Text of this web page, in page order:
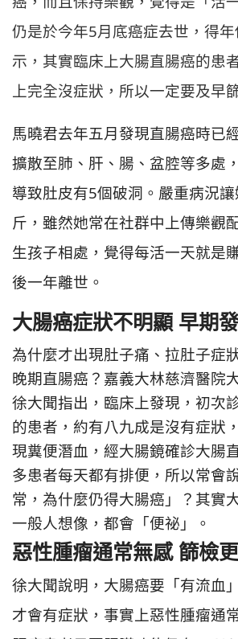
仍是於今年5月底癌症去世，得
示，其實臨床上大腸直腸癌的患
上完全沒症狀，所以一定要及早
馬曉君去年五月發現直腸癌時已
擴散至肺、肝、腸、盆腔等多處
導致肚皮有5個破洞。嚴重病況
斤，雖然她常在社群中上傳樂觀
生孩子相處，覺得每活一天就是
後一年離世。
大腸癌症狀不明顯 早期
為什麼才出現肚子痛、拉肚子症
晚期直腸癌？嘉義大林慈濟醫院
徐大聞指出，臨床上發現，初次
的患者，約有八九成是沒有症狀
現糞便潛血，經大腸鏡確診大腸
多患者每天都有排便，所以常會
常，為什麼仍得大腸癌」？其實
一般人想像，都會「便祕」。
惡性腫瘤通常無感 篩檢
徐大聞說明，大腸癌要「有流血
才會有症狀，事實上惡性腫瘤通